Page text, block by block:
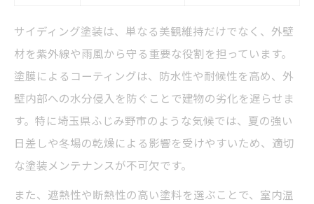
費用内訳を知って納得の見積もりを得る方
法
塗料選びで失敗しないためのチェックリス
ト
サイディング塗装費用が変動する要因とは
納得できるサイディング塗装相談のコツとまと
サイディング塗装は、単なる美観維持だけでなく、外壁
材を紫外線や雨風から守る重要な役割を担っています。
塗膜によるコーティングは、防水性や耐候性を高め、外
壁内部への水分侵入を防ぐことで建物の劣化を遅らせま
す。特に埼玉県ふじみ野市のような気候では、夏の強い
日差しや冬場の乾燥による影響を受けやすいため、適切
な塗装メンテナンスが不可欠です。
また、遮熱性や断熱性の高い塗料を選ぶことで、室内温